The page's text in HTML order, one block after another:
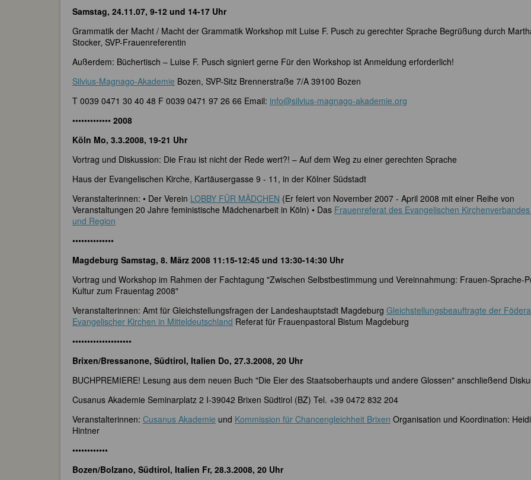
Samstag, 24.11.07, 9-12 und 14-17 Uhr
Grammatik der Macht / Macht der Grammatik Workshop mit Luise F. Pusch zu gerechter Sprache Begrüßung durch
Stocker, SVP-Frauenreferentin
Außerdem: Büchertisch – Luise F. Pusch signiert gerne Für den Workshop ist Anmeldung erforderlich!
Silvius-Magnago-Akademie Bozen, SVP-Sitz Brennerstraße 7/A 39100 Bozen
T 0039 0471 30 40 48 F 0039 0471 97 26 66 Email: info@silvius-magnago-akademie.org
••••••••••••• 2008
Köln Mo, 3.3.2008, 19-21 Uhr
Vortrag und Diskussion: Die Frau ist nicht der Rede wert?! – Auf dem Weg zu einer gerechten Sprache
Haus der Evangelischen Kirche, Kartäusergasse 9 - 11, in der Kölner Südstadt
Veranstalterinnen: • Der Verein LOBBY FÜR MÄDCHEN (Er feiert von November 2007 - April 2008 mit einer Reihe von
Veranstaltungen 20 Jahre feministische Mädchenarbeit in Köln) • Das Frauenreferat des Evangelischen
und Region
••••••••••••••
Magdeburg Samstag, 8. März 2008 11:15-12:45 und 13:30-14:30 Uhr
Vortrag und Workshop im Rahmen der Fachtagung "Zwischen Selbstbestimmung und Vereinnahmung: Frauen-Sprache-
Kultur zum Frauentag 2008"
Veranstalterinnen: Amt für Gleichstellungsfragen der Landeshauptstadt Magdeburg Gleichstellungsbeauftragte der
Evangelischer Kirchen in Mitteldeutschland Referat für Frauenpastoral Bistum Magdeburg
••••••••••••••••••••
Brixen/Bressanone, Südtirol, Italien Do, 27.3.2008, 20 Uhr
BUCHPREMIERE! Lesung aus dem neuen Buch "Die Eier des Staatsoberhaupts und andere Glossen" anschließend
Cusanus Akademie Seminarplatz 2 I-39042 Brixen Südtirol (BZ) Tel. +39 0472 832 204
Veranstalterinnen: Cusanus Akademie und Kommission für Chancengleichheit Brixen Organisation und Koordination: Heidi
Hintner
••••••••••••
Bozen/Bolzano, Südtirol, Italien Fr, 28.3.2008, 20 Uhr